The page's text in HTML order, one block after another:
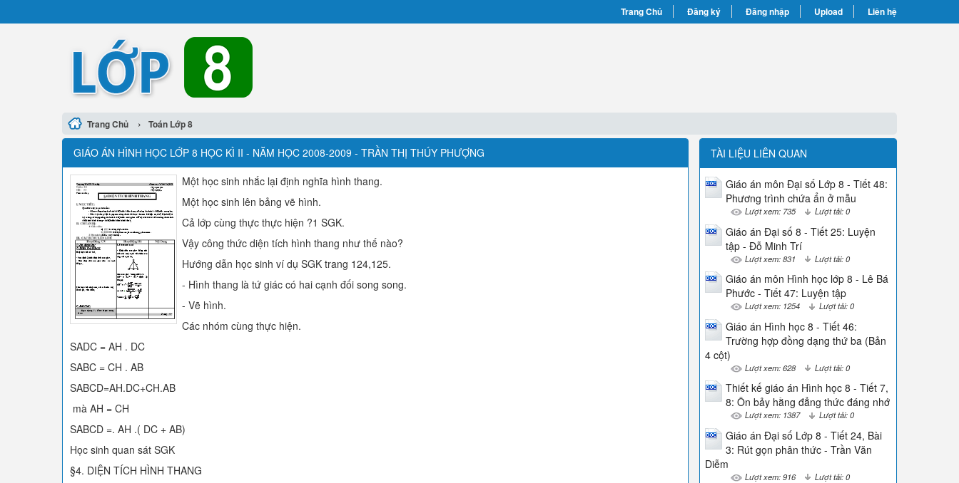
Trang Chủ Đăng ký Đăng nhập Upload Liên hệ
Trang Chủ › Toán Lớp 8
GIÁO ÁN HÌNH HỌC LỚP 8 HỌC KÌ II - NĂM HỌC 2008-2009 - TRẦN THỊ THÚY PHƯỢNG
Một học sinh nhắc lại định nghĩa hình thang.
Một học sinh lên bảng vẽ hình.
Cả lớp cùng thực thực hiện ?1 SGK.
Vậy công thức diện tích hình thang như thế nào?
Hướng dẫn học sinh ví dụ SGK trang 124,125.
- Hình thang là tứ giác có hai cạnh đối song song.
- Vẽ hình.
Các nhóm cùng thực hiện.
SADC = AH . DC
SABC = CH . AB
SABCD=AH.DC+CH.AB
mà AH = CH
SABCD =. AH .( DC + AB)
Học sinh quan sát SGK
§4. DIỆN TÍCH HÌNH THANG
TÀI LIỆU LIÊN QUAN
Giáo án môn Đại số Lớp 8 - Tiết 48:
Phương trình chứa ẩn ở mẫu
Lượt xem: 735 Lượt tải: 0
Giáo án Đại số 8 - Tiết 25: Luyện
tập - Đỗ Minh Trí
Lượt xem: 831 Lượt tải: 0
Giáo án môn Hình học lớp 8 - Lê Bá
Phước - Tiết 47: Luyện tập
Lượt xem: 1254 Lượt tải: 0
Giáo án Hình học 8 - Tiết 46:
Trường hợp đồng dạng thứ ba (Bản
4 cột)
Lượt xem: 628 Lượt tải: 0
Thiết kế giáo án Hình học 8 - Tiết 7,
8: Ôn bảy hằng đẳng thức đáng nhớ
Lượt xem: 1387 Lượt tải: 0
Giáo án Đại số Lớp 8 - Tiết 24, Bài
3: Rút gọn phân thức - Trần Văn
Diễm
Lượt xem: 916 Lượt tải: 0